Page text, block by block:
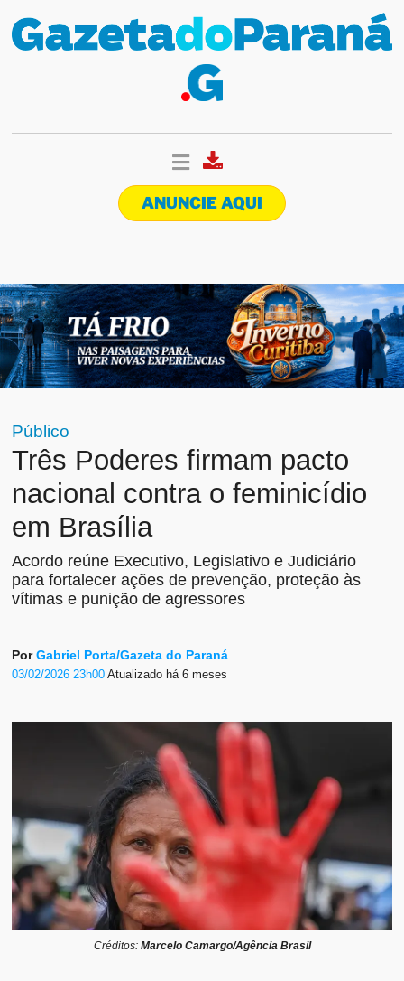
ANUNCIE AQUI
Público
Três Poderes firmam pacto
nacional contra o feminicídio
em Brasília
Acordo reúne Executivo, Legislativo e Judiciário
para fortalecer ações de prevenção, proteção às
vítimas e punição de agressores
PorGabriel Porta/Gazeta do Paraná
03/02/2026 23h00Atualizado há 6 meses
Créditos: Marcelo Camargo/Agência Brasil